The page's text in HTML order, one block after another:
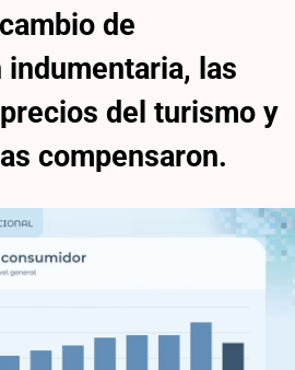
de
indumentaria, las
del turismo y
compensaron.